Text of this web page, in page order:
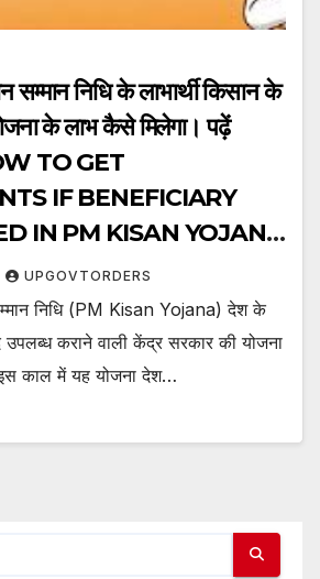
सम्मान निधि के लाभार्थी किसान के
के लाभ कैसे मिलेगा। पढ़ें
IF BENEFICIARY
IN PM KISAN YOJANA
UPGOVTORDERS
निधि (PM Kisan Yojana) देश के
उपलब्ध कराने वाली केंद्र सरकार की योजना
काल में यह योजना देश…